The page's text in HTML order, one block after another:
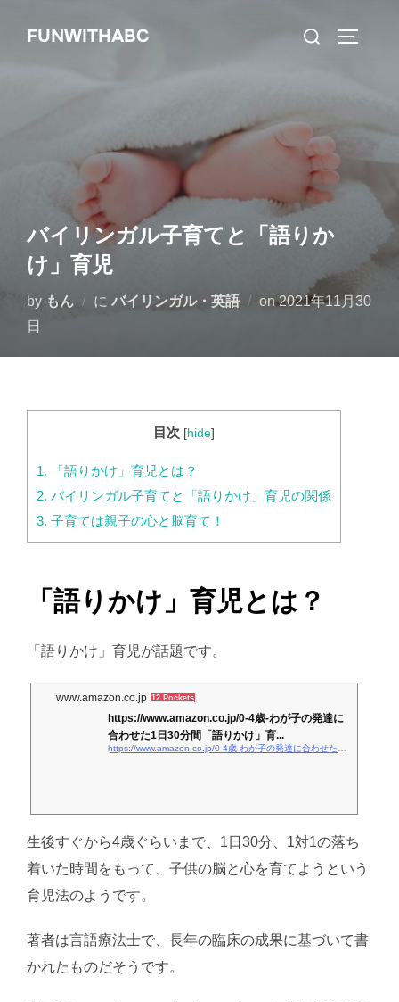
FUNWITHABC
検
バイリンガル子育てと「語りか
け」育児
by もん に バイリンガル・英語 on投
2021年11月30
日
目次 [hide]
1. 「語りかけ」育児とは？
2. バイリンガル子育てと「語りかけ」育児の関係
3. 子育ては親子の心と脳育て！
「語りかけ」育児とは？
「語りかけ」育児が話題です。
www.amazon.co.jp 12 Pockets
https://www.amazon.co.jp/0-4歳-わが子の発達に
合わせた1日30分間「語りかけ」育...
生後すぐから4歳ぐらいまで、1日30分、1対1の落ち
着いた時間をもって、子供の脳と心を育てようという
育児法のようです。
著者は言語療法士で、長年の臨床の成果に基づいて書
かれたものだそうです。